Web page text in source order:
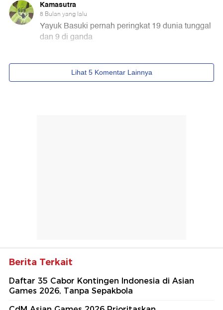
Berita Terkait
Daftar 35 Cabor Kontingen Indonesia di Asian
Games 2026, Tanpa Sepakbola